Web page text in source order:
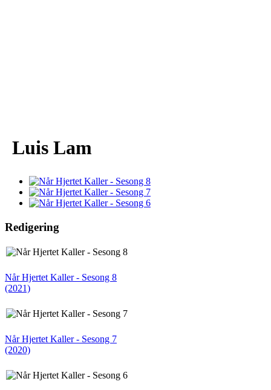
Luis Lam
Redigering
Når Hjertet Kaller - Sesong 8
(2021)
Når Hjertet Kaller - Sesong 7
(2020)